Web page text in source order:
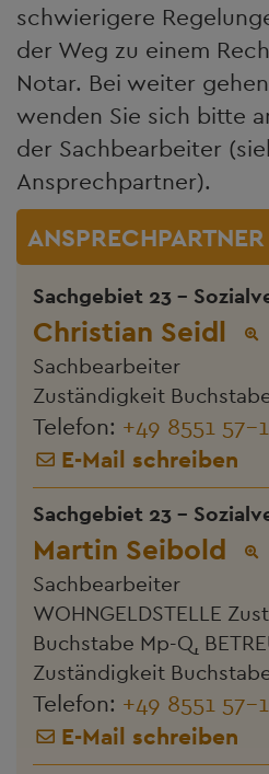
schwierigere
der Weg zu einem
Notar. Bei weiter
wenden Sie sich bitte
der Sachbearbeiter
Ansprechpartner).
ANSPRECHPARTNER
Sachgebiet 23 -
Christian Seidl
Sachbearbeiter
Zuständigkeit
Telefon: +49 8551 57-
E-Mail schreiben
Sachgebiet 23 -
Martin Seibold
Sachbearbeiter
WOHNGELDSTELLE
Buchstabe Mp-Q,
Zuständigkeit
Telefon: +49 8551 57-
E-Mail schreiben